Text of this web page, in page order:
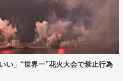
い」“世界一”花火大会で禁止行為